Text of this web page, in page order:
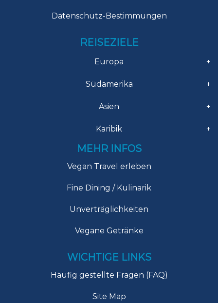
Datenschutz-Bestimmungen
REISEZIELE
Europa +
Südamerika +
Asien +
Karibik +
MEHR INFOS
Vegan Travel erleben
Fine Dining / Kulinarik
Unverträglichkeiten
Vegane Getränke
WICHTIGE LINKS
Häufig gestellte Fragen (FAQ)
Site Map